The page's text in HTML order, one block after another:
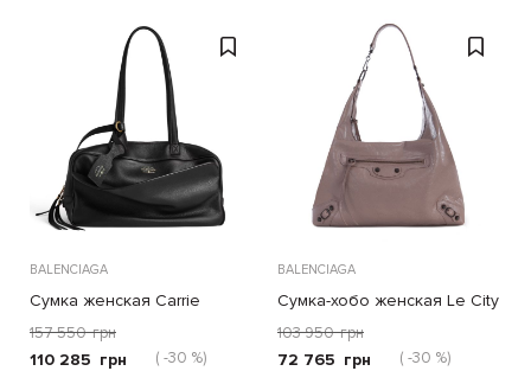
BALENCIAGA
Сумка женская Carrie
157 550 грн
110 285 грн ( -30 %)
BALENCIAGA
Сумка-хобо женская Le City
103 950 грн
72 765 грн ( -30 %)